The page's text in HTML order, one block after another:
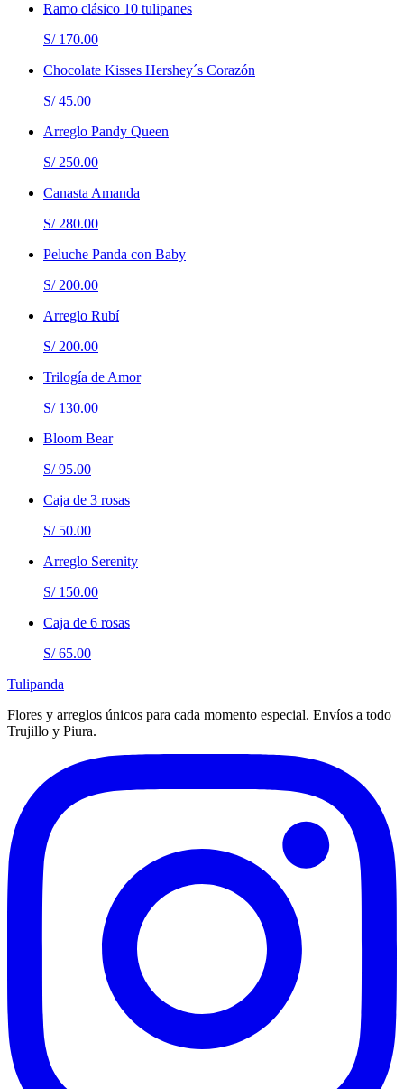
Ramo clásico 10 tulipanes
S/ 170.00
Chocolate Kisses Hershey´s Corazón
S/ 45.00
Arreglo Pandy Queen
S/ 250.00
Canasta Amanda
S/ 280.00
Peluche Panda con Baby
S/ 200.00
Arreglo Rubí
S/ 200.00
Trilogía de Amor
S/ 130.00
Bloom Bear
S/ 95.00
Caja de 3 rosas
S/ 50.00
Arreglo Serenity
S/ 150.00
Caja de 6 rosas
S/ 65.00
Tulipanda
Flores y arreglos únicos para cada momento especial. Envíos a todo
Trujillo y Piura.